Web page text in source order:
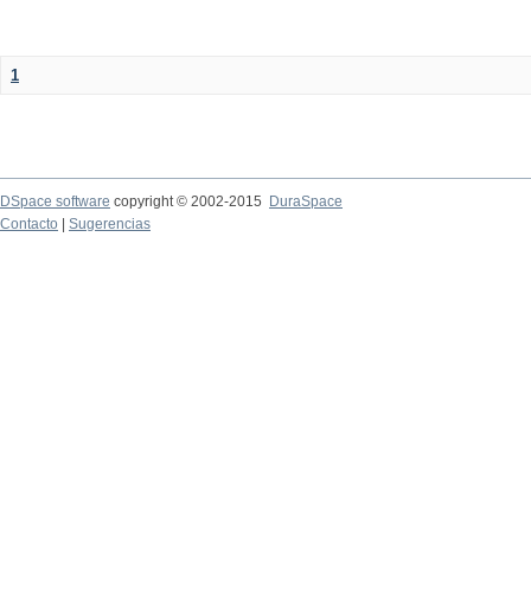
1
DSpace software copyright © 2002-2015
DuraSpace
Contacto
Sugerencias